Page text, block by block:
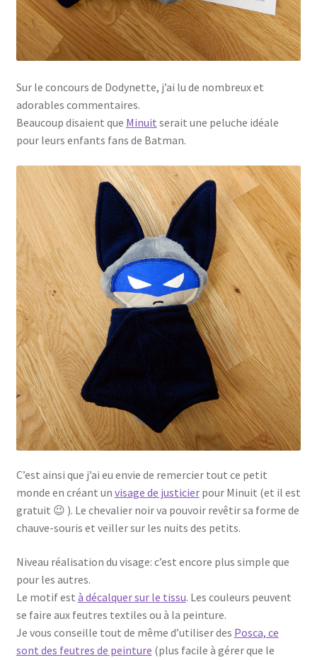
Sur le concours de Dodynette, j’ai lu de nombreux et
adorables commentaires.
Beaucoup disaient que Minuit serait une peluche idéale
pour leurs enfants fans de Batman.
C’est ainsi que j’ai eu envie de remercier tout ce petit
monde en créant un visage de justicierpour Minuit (et il est
gratuit 😉 ). Le chevalier noir va pouvoir revêtir sa forme de
chauve-souris et veiller sur les nuits des petits.
Niveau réalisation du visage: c’est encore plus simple que
pour les autres.
Le motif est à décalquer sur le tissu. Les couleurs peuvent
se faire aux feutres textiles ou à la peinture.
Je vous conseille tout de même d’utiliser des Posca, ce
sont des feutres de peinture (plus facile à gérer que le